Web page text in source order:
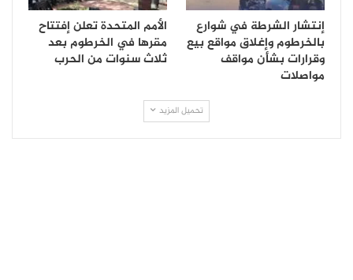
إنتشار الشرطة في شوارع
بالخرطوم وإغلاق مواقع بيع
وقرارات بشأن مواقف
مواصلات
الأمم المتحدة تعلن إفتتاح
مقرها في الخرطوم بعد
ثلاث سنوات من الحرب
تحميل المزيد